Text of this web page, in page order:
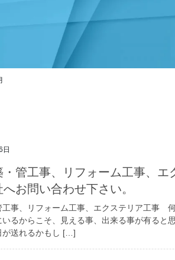
日
・管工事、リフォーム工事、
お問い合わせ下さい。
工事、リフォーム工事、エクステリア工事
いるからこそ、見える事、出来る事が有ると
が送れるかもし […]